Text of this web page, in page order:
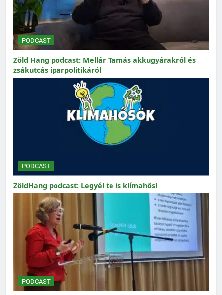
PODCAST
Zöld Hang podcast: Mellár Tamás akkugyárakról és
zsákutcás iparpolitikáról
PODCAST
ZöldHang podcast: Legyél te is klímahős!
PODCAST